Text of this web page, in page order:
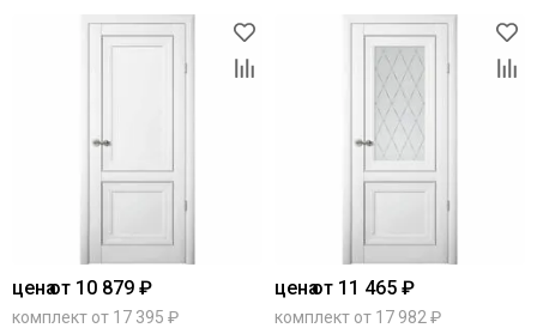
ценаот 10 879 ₽
комплект от 17 395 ₽
ценаот 11 465 ₽
комплект от 17 982 ₽